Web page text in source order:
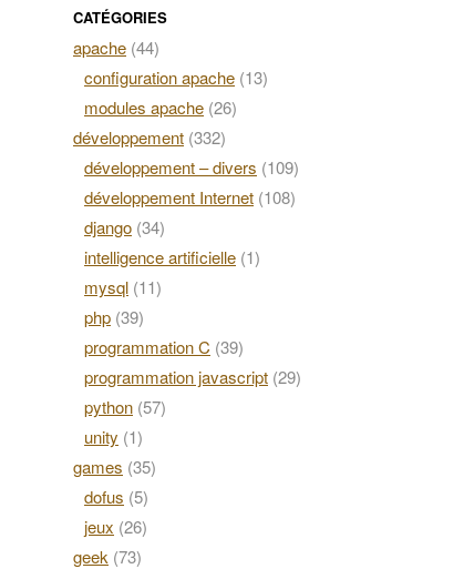
CATÉGORIES
apache (44)
configuration apache (13)
modules apache (26)
développement (332)
développement – divers (109)
développement Internet (108)
django (34)
intelligence artificielle (1)
mysql (11)
php (39)
programmation C (39)
programmation javascript (29)
python (57)
unity (1)
games (35)
dofus (5)
jeux (26)
geek (73)